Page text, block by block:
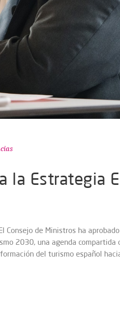
la Estrategia
Consejo de Ministros ha
2030, una agenda compartida
del turismo español